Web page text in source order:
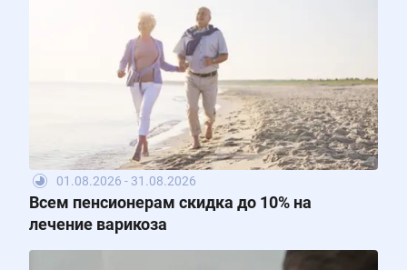
01.08.2026 - 31.08.2026
Всем пенсионерам скидка до 10% на
лечение варикоза